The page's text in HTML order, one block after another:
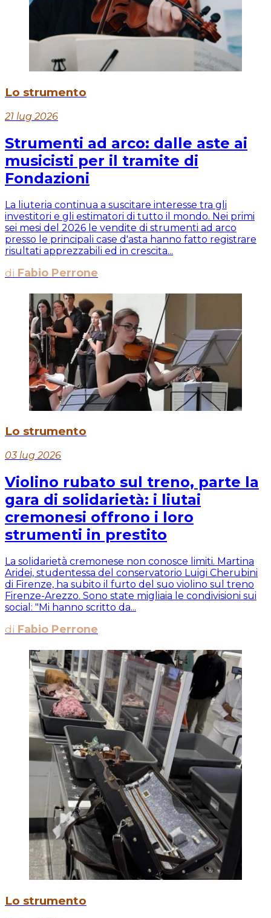
Lo strumento
21 lug 2026
Strumenti ad arco: dalle aste ai
musicisti per il tramite di
Fondazioni
La liuteria continua a suscitare interesse tra gli
investitori e gli estimatori di tutto il mondo. Nei primi
sei mesi del 2026 le vendite di strumenti ad arco
presso le principali case d'asta hanno fatto registrare
risultati apprezzabili ed in crescita...
di Fabio Perrone
Lo strumento
03 lug 2026
Violino rubato sul treno, parte la
gara di solidarietà: i liutai
cremonesi offrono i loro
strumenti in prestito
La solidarietà cremonese non conosce limiti. Martina
Aridei, studentessa del conservatorio Luigi Cherubini
di Firenze, ha subito il furto del suo violino sul treno
Firenze-Arezzo. Sono state migliaia le condivisioni sui
social: "Mi hanno scritto da...
di Fabio Perrone
Lo strumento